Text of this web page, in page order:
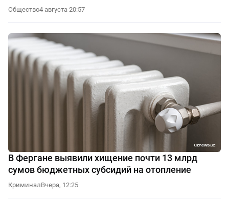
Общество4 августа 20:57
В Фергане выявили хищение почти 13 млрд
сумов бюджетных субсидий на отопление
КриминалВчера, 12:25